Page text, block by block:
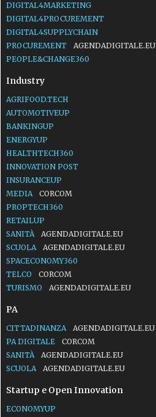
DIGITAL4MARKETING
DIGITAL4PROCUREMENT
DIGITAL4SUPPLYCHAIN
PROCUREMENT
AGENDADIGITALE.EU
PEOPLE&CHANGE360
Industry
AGRIFOOD.TECH
AUTOMOTIVEUP
BANKINGUP
ENERGYUP
HEALTHTECH360
INNOVATION POST
INSURANCEUP
MEDIA
CORCOM
PROPTECH360
RETAILUP
SANITÀ
AGENDADIGITALE.EU
SCUOLA
AGENDADIGITALE.EU
SPACECONOMY360
TELCO
CORCOM
TURISMO
AGENDADIGITALE.EU
PA
CITTADINANZA
AGENDADIGITALE.EU
PA DIGITALE
CORCOM
SANITÀ
AGENDADIGITALE.EU
SCUOLA
AGENDADIGITALE.EU
Startup e Open Innovation
ECONOMYUP